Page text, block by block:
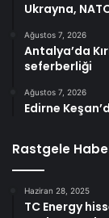
Ukrayna,
Ağustos 7, 2026
Antalya’da
seferberliği
Ağustos 7, 2026
Edirne
Rastgele
Haziran 28, 2025
TC Energy